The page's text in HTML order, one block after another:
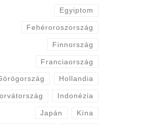
Egyiptom
Fehéroroszország
Finnország
Franciaország
Hollandia
Indonézia
Japán Kína